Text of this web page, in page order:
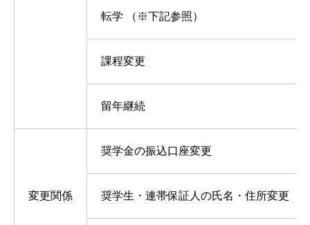
転学 （※下記参照）
課程変更
留年継続
変更関係
奨学金の振込口座変更
奨学生・連帯保証人の氏名・住所変更